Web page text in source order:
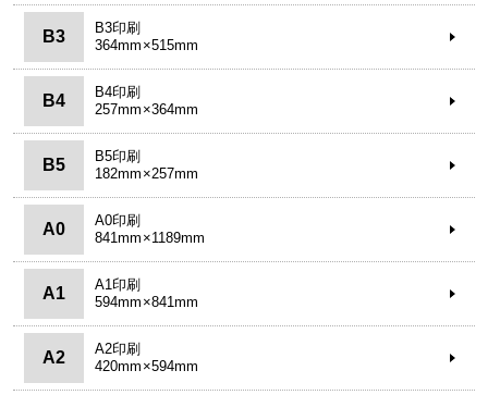
B3
B3印刷
364mm×515mm
B4
B4印刷
257mm×364mm
B5
B5印刷
182mm×257mm
A0
A0印刷
841mm×1189mm
A1
A1印刷
594mm×841mm
A2
A2印刷
420mm×594mm